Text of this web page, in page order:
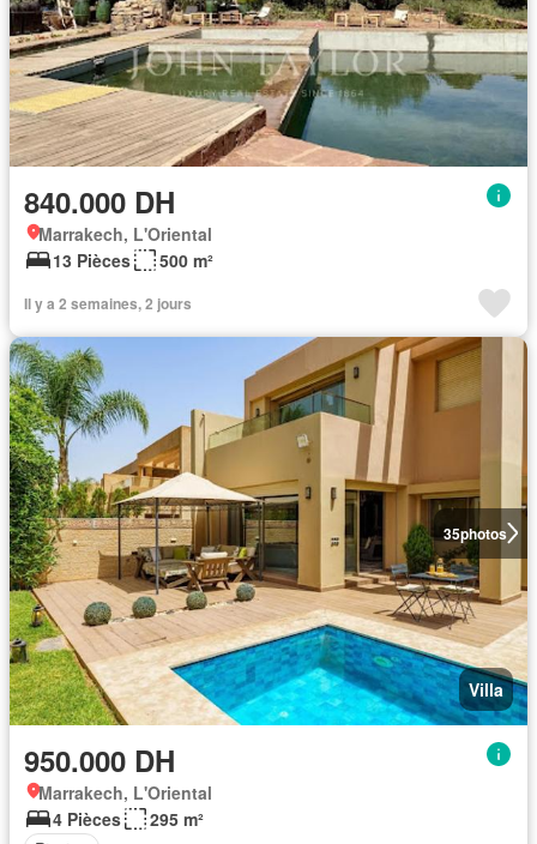
840.000 DH
Marrakech, L'Oriental
13 Pièces
500 m²
Il y a 2 semaines, 2 jours
35photos
Villa
950.000 DH
Marrakech, L'Oriental
4 Pièces
295 m²